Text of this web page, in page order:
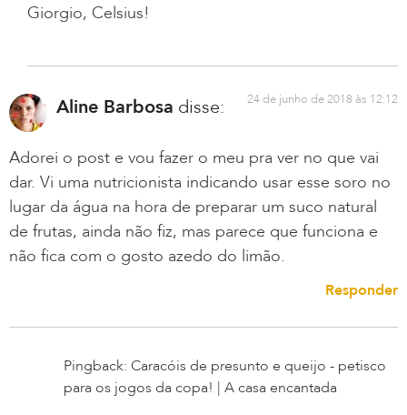
Giorgio, Celsius!
Aline Barbosa disse: 24 de junho de 2018 às 12:12
Adorei o post e vou fazer o meu pra ver no que vai
dar. Vi uma nutricionista indicando usar esse soro no
lugar da água na hora de preparar um suco natural
de frutas, ainda não fiz, mas parece que funciona e
não fica com o gosto azedo do limão.
Responder
Pingback: Caracóis de presunto e queijo - petisco
para os jogos da copa! | A casa encantada